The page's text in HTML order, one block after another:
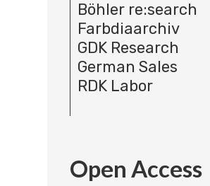
Böhler re:search
Farbdiaarchiv
GDK Research
German Sales
RDK Labor
Open Access